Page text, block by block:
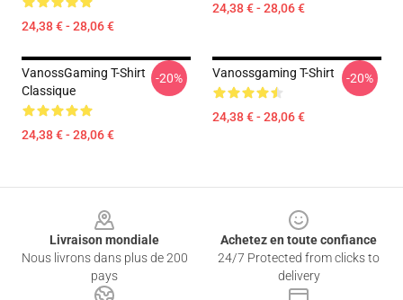
24,38 € - 28,06 €
24,38 € - 28,06 €
VanossGaming T-Shirt
Classique
24,38 € - 28,06 €
-20% Vanossgaming T-Shirt
24,38 € - 28,06 €
-20%
Livraison mondiale
Nous livrons dans plus de 200
pays
Achetez en toute confiance
24/7 Protected from clicks to
delivery